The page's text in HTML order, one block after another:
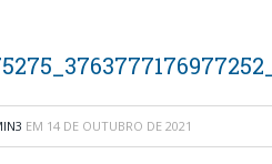
EM 14 DE OUTUBRO DE 2021